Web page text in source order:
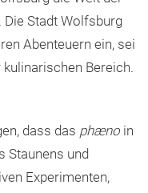
Stadt Wolfsburg
Abenteuern ein, sei
Bereich.
dass das phæno in
Staunens und
Experimenten,